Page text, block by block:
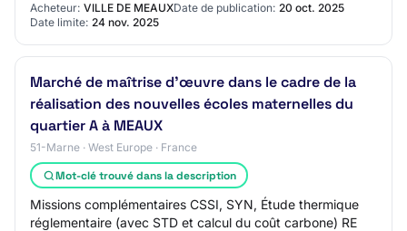
Acheteur: VILLE DE MEAUXDate de publication: 20 oct. 2025
Date limite: 24 nov. 2025
Marché de maîtrise d’œuvre dans le cadre de la
réalisation des nouvelles écoles maternelles du
quartier A à MEAUX
51-Marne · West Europe · France
Mot-clé trouvé dans la description
Missions complémentaires CSSI, SYN, Étude thermique
réglementaire (avec STD et calcul du coût carbone) RE